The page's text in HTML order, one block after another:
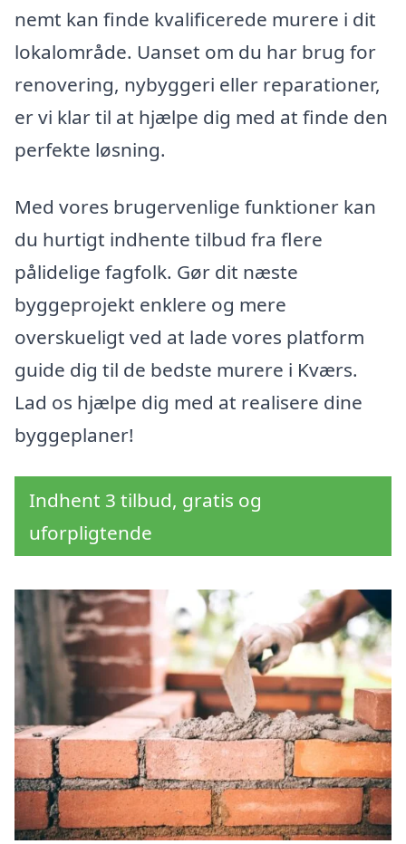
nemt kan finde kvalificerede murere i dit
lokalområde. Uanset om du har brug for
renovering, nybyggeri eller reparationer,
er vi klar til at hjælpe dig med at finde den
perfekte løsning.
Med vores brugervenlige funktioner kan
du hurtigt indhente tilbud fra flere
pålidelige fagfolk. Gør dit næste
byggeprojekt enklere og mere
overskueligt ved at lade vores platform
guide dig til de bedste murere i Kværs.
Lad os hjælpe dig med at realisere dine
byggeplaner!
Indhent 3 tilbud, gratis og
uforpligtende